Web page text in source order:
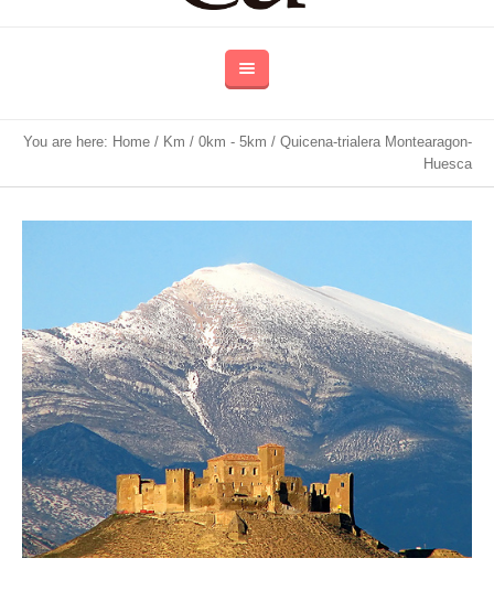
You are here: Home / Km / 0km - 5km / Quicena-trialera Montearagon-
Huesca